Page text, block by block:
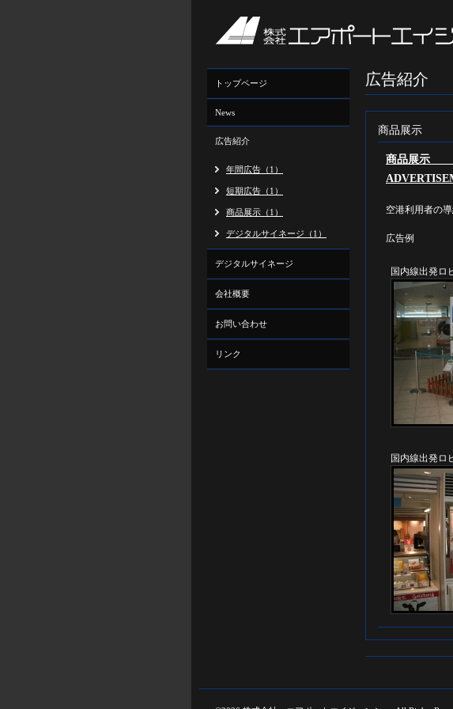
広告紹介
商品展示
商
空港利用者の
広告例
国内線出発ロ
国内線出発ロ
トップページ
News
広告紹介
年間広告（1）
短期広告（1）
商品展示（1）
デジタルサイネージ（1）
デジタルサイネージ
会社概要
お問い合わせ
リンク